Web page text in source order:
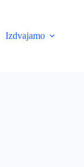
Izdvajamo